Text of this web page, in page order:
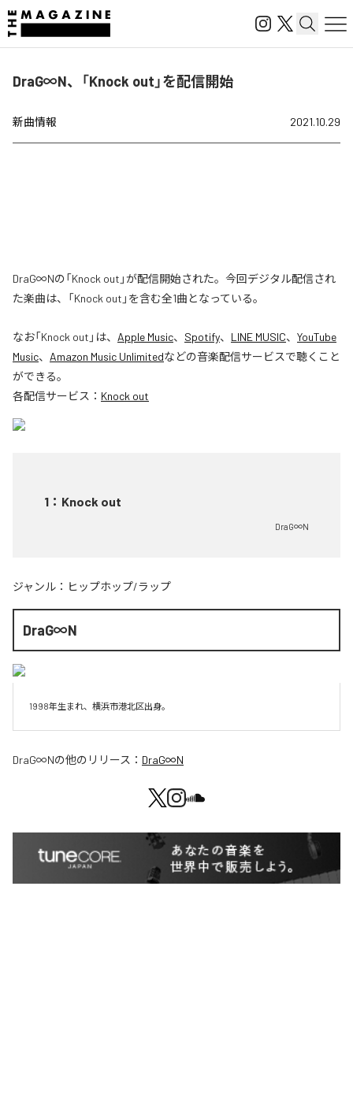
DraG∞N、「Knock out」を配信開始
新曲情報 2021.10.29
DraG∞Nの「Knock out」が配信開始された。今回デジタル配信され
た楽曲は、「Knock out」を含む全1曲となっている。
なお「Knock out 」は、 Apple Music、 Spotify、 LINE MUSIC、 YouTube
Music、 Amazon Music Unlimitedなどの音楽配信サービスで聴くこと
ができる。
各配信サービス： Knock out
1 ： Knock out
DraG∞N
ジャンル： ヒップホップ/ラップ
DraG∞N
1998年生まれ、横浜市港北区出身。
DraG∞Nの他のリリース： DraG∞N